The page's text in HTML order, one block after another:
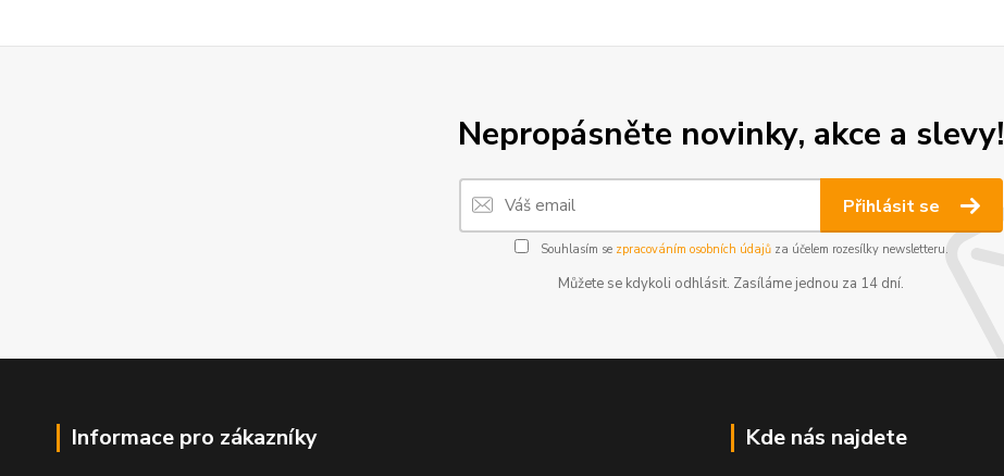
Nepropásněte novinky, akce a slevy!
Přihlásit se
Souhlasím se zpracováním osobních údajůza účelem rozesílky newsletteru.
Můžete se kdykoli odhlásit. Zasíláme jednou za 14 dní.
Informace pro zákazníky Kde nás najdete